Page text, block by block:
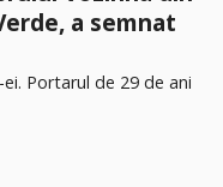
a semnat
Portarul de 29 de ani